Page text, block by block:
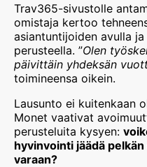
Trav365-sivustolle
omistaja kertoo
asiantuntijoiden avulla
perusteella. ”Olen
päivittäin yhdeksän
toimineensa oikein.
Lausunto ei kuitenkaan
Monet vaativat
perusteluita kysyen:
hyvinvointi jäädä
varaan?